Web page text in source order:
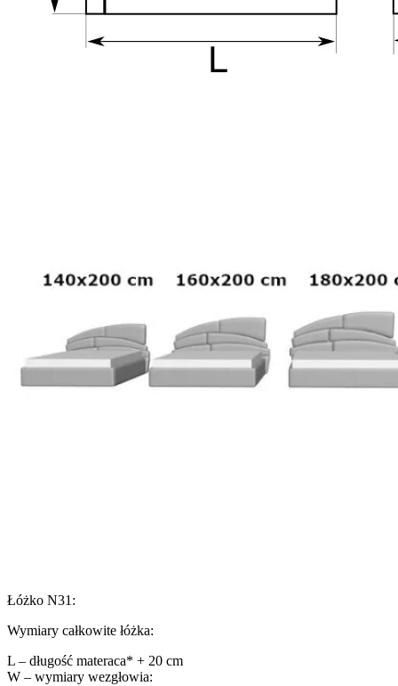
Łóżko N31:
Wymiary całkowite łóżka:
L – długość materaca* + 20 cm
W – wymiary wezgłowia: